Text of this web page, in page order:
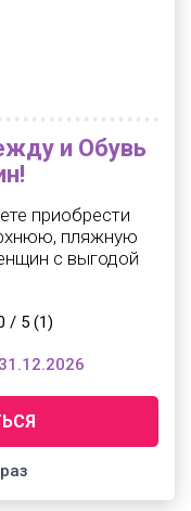
и Обувь
приобрести
пляжную
с выгодой
/ 5 (1)
31.12.2026